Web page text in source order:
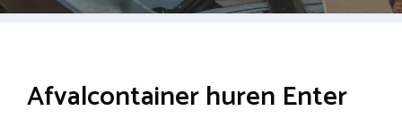
Afvalcontainer huren Enter